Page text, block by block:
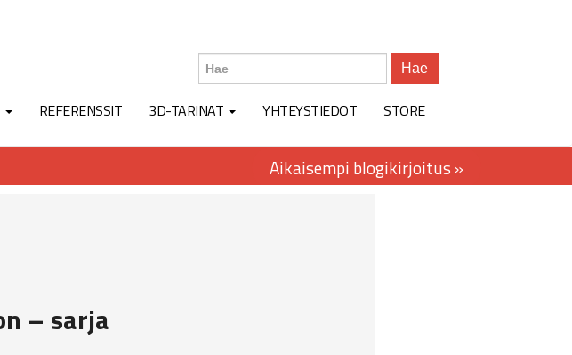
Hae
REFERENSSIT 3D-TARINAT YHTEYSTIEDOT STORE
– sarja